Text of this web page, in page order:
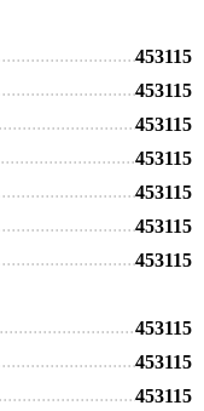
453115
453115
453115
453115
453115
453115
453115
453115
453115
453115